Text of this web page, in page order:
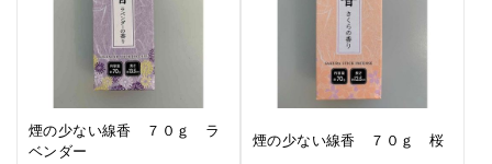
煙の少ない線香 ７０ｇ ラ
ベンダー
煙の少ない線香 ７０ｇ 桜